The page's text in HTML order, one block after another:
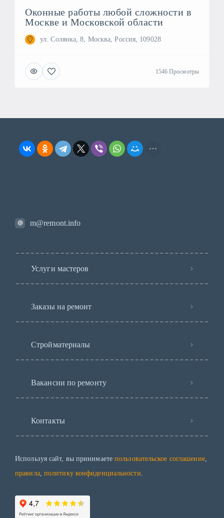
Оконные работы любой сложности в
Москве и Московской области
ул. Солянка, 8, Москва, Россия, 109028
1546 Просмотры
m@remont.info
Услуги мастеров
Заказы на ремонт
Стройматериалы
Вакансии по ремонту
Контакты
Используя сайт, вы принимаете пользовательское соглашение,
правила, политику конфиденциальности.